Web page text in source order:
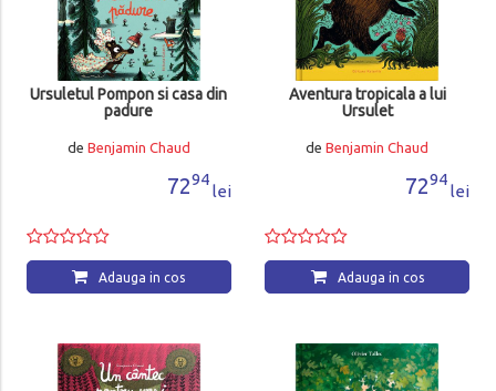
Ursuletul Pompon si casa din
padure
de Benjamin Chaud
7294
lei
Adauga in cos
Aventura tropicala a lui
Ursulet
de Benjamin Chaud
7294
lei
Adauga in cos